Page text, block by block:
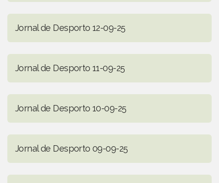
Jornal de Desporto 12-09-25
Jornal de Desporto 11-09-25
Jornal de Desporto 10-09-25
Jornal de Desporto 09-09-25